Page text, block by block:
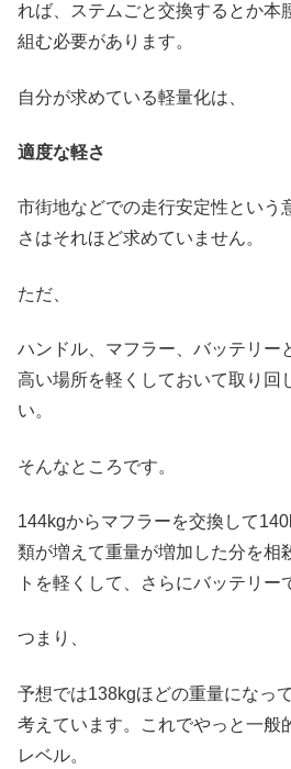
れば、ステムごと交換するとか本
組む必要があります。
自分が求めている軽量化は、
適度な軽さ
市街地などでの走行安定性という
さはそれほど求めていません。
ただ、
ハンドル、マフラー、バッテリー
高い場所を軽くしておいて取り回
い。
そんなところです。
144kgからマフラーを交換して
類が増えて重量が増加した分を相
トを軽くして、さらにバッテリー
つまり、
予想では138kgほどの重量になっ
考えています。これでやっと一般
レベル。